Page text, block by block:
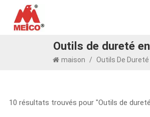
Outils de dureté
maison / Outils De Dureté
10 résultats trouvés pour "Outils de